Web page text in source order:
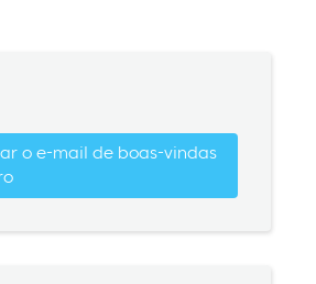
o e-mail de boas-vindas